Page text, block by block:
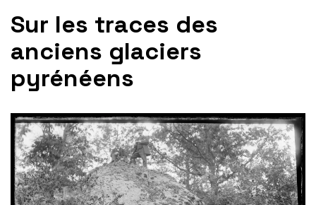
Sur les traces des
anciens glaciers
pyrénéens